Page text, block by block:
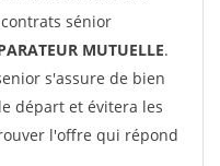
sénior
MUTUELLE.
s'assure de bien
départ et évitera les
l'offre qui répond